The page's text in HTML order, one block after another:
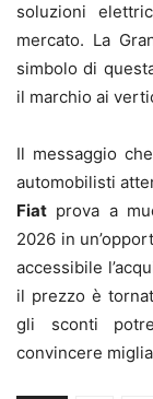
soluzioni
mercato. La
simbolo di
il marchio ai
Il messaggio
automobilisti
Fiat prova a
2026 in
accessibile
il prezzo è
gli sconti
convincere